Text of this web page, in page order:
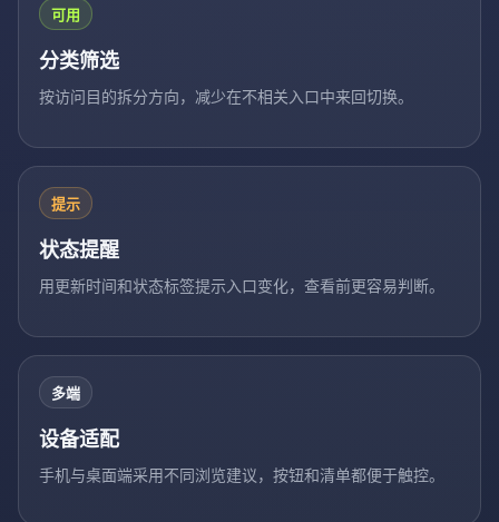
可用
分类筛选
按访问目的拆分方向，减少在不相关入口中来回切换。
提示
状态提醒
用更新时间和状态标签提示入口变化，查看前更容易判断。
多端
设备适配
手机与桌面端采用不同浏览建议，按钮和清单都便于触控。